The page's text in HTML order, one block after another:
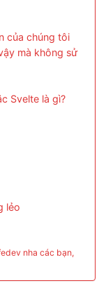
của chúng tôi
mà không sử
Svelte là gì?
lẻo
nha các bạn,